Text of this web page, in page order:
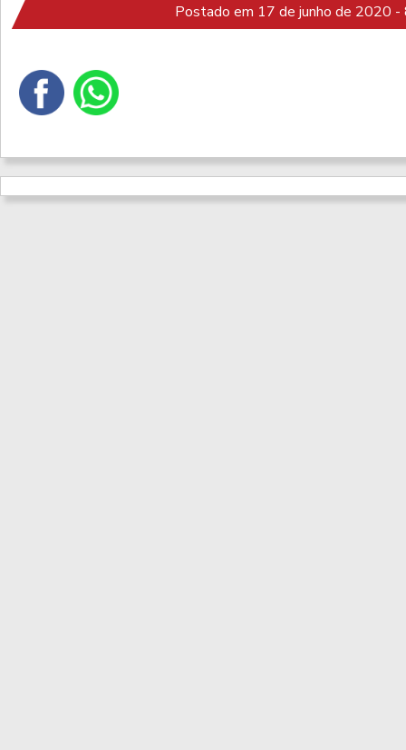
Postado em 17 de junho de 2020 -